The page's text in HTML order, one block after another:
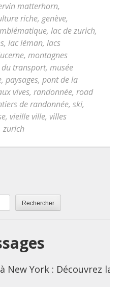
matterhorn,
riche, genève,
, lac de zurich,
, lac léman, lacs
, montagnes
du transport, musée
, paysages, pont de la
vives, randonnée, road
de randonnée, ski,
, vieille ville, villes
zurich
Rechercher
New York : Découvrez la